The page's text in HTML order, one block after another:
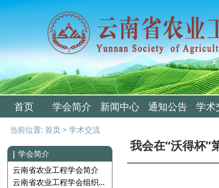
首页 学会简介 新闻中心 通知公告 学术
当前位置: 首页>学术交流
| 学会简介
云南省农业工程学会简介
云南省农业工程学会组织...
我会在“沃得杯”